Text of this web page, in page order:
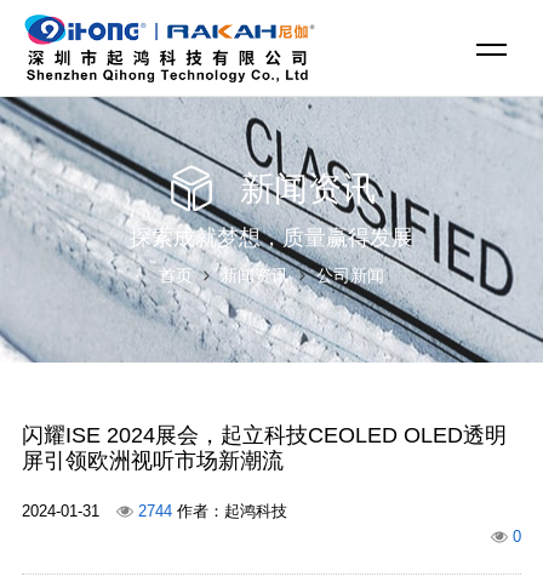
新闻资讯
探索成就梦想，质量赢得发展
首页 新闻资讯 公司新闻
闪耀ISE 2024展会，起立科技CEOLED OLED透明
屏引领欧洲视听市场新潮流
2024-01-31 2744作者：起鸿科技
0